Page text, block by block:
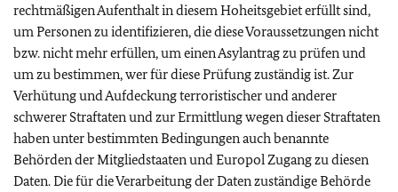
rechtmäßigen Aufenthalt in diesem Hoheitsgebiet erfüllt sind,
um Personen zu identifizieren, die diese Voraussetzungen nicht
bzw. nicht mehr erfüllen, um einen Asylantrag zu prüfen und
um zu bestimmen, wer für diese Prüfung zuständig ist. Zur
Verhütung und Aufdeckung terroristischer und anderer
schwerer Straftaten und zur Ermittlung wegen dieser Straftaten
haben unter bestimmten Bedingungen auch benannte
Behörden der Mitgliedstaaten und Europol Zugang zu diesen
Daten. Die für die Verarbeitung der Daten zuständige Behörde